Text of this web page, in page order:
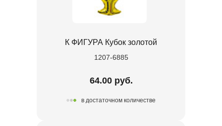
К ФИГУРА Кубок золотой
1207-6885
64.00 руб.
в достаточном количестве